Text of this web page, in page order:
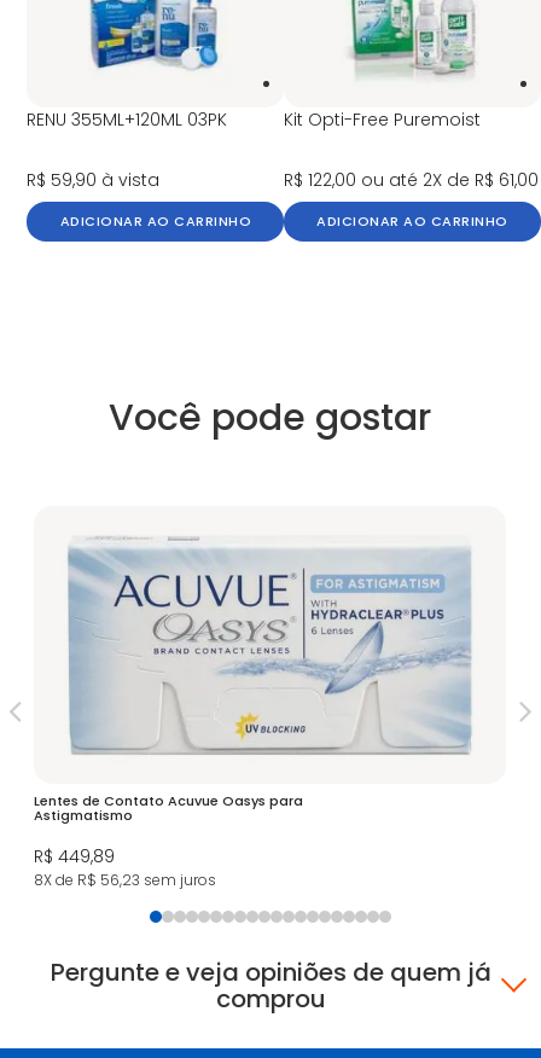
RENU 355ML+120ML 03PK
R$ 59,90 à vista
ADICIONAR AO CARRINHO
Kit Opti-Free Puremoist
R$ 122,00 ou até 2X de R$ 61,00
ADICIONAR AO CARRINHO
Você pode gostar
Lentes de Contato Acuvue Oasys para
Astigmatismo
R$ 449,89
8X de R$ 56,23 sem juros
Pergunte e veja opiniões de quem já
comprou